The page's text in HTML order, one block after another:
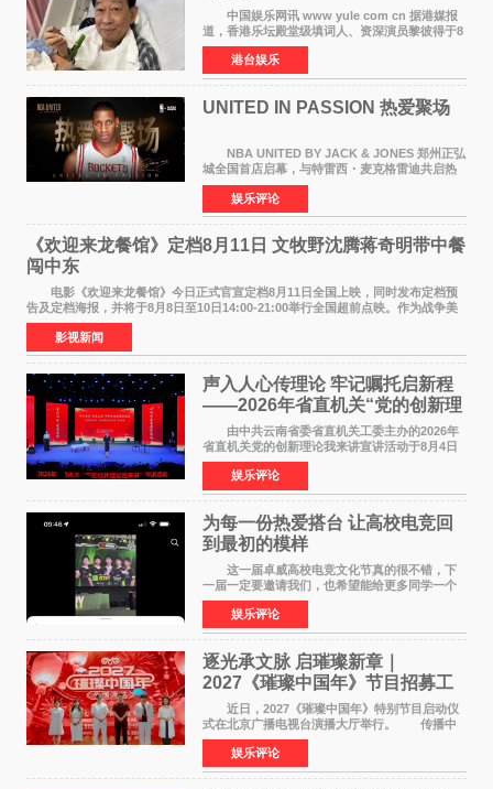
中国娱乐网讯 www yule com cn 据港媒报
道，香港乐坛殿堂级填词人、资深演员黎彼得于8
月5日上午因病离世，终年76岁。好友钟志光透
露，黎彼得今年3月中风后便卧床休养，身体机能
持续衰退，最
港台娱乐
UNITED IN PASSION 热爱聚场
NBA UNITED BY JACK & JONES 郑州正弘
城全国首店启幕，与特雷西・麦克格雷迪共启热
爱 2026 年7 月21 日，
NBAUNITEDBYJACK&JONES 全国首店，于郑
州正弘城正式启幕。NBA 传奇球星
娱乐评论
《欢迎来龙餐馆》定档8月11日 文牧野沈腾蒋奇明带中餐
闯中东
电影《欢迎来龙餐馆》今日正式官宣定档8月11日全国上映，同时发布定档预
告及定档海报，并将于8月8日至10日14:00-21:00举行全国超前点映。作为战争美
食大片，影片讲述的是中国厨师徐福（沈腾
影视新闻
声入人心传理论 牢记嘱托启新程
——2026年省直机关“党的创新理
论我来讲”宣讲活动圆满落幕
由中共云南省委省直机关工委主办的2026年
省直机关党的创新理论我来讲宣讲活动于8月4日
至5日在昆明举办。活动以 "牢记嘱托 感恩奋进
开创云南发展新局面 "为主题，坚持以新时代中国
特色社会主义
娱乐评论
为每一份热爱搭台 让高校电竞回
到最初的模样
这一届卓威高校电竞文化节真的很不错，下
一届一定要邀请我们，也希望能给更多同学一个
来到现场的机会。 2026卓威高校电竞文化节
已经落下帷幕，在活动结束后，仍有不少高校电
竞社负责人和现
娱乐评论
逐光承文脉 启璀璨新章｜
2027《璀璨中国年》节目招募工
作圆满启动
近日，2027《璀璨中国年》特别节目启动仪
式在北京广播电视台演播大厅举行。 传播中
华优秀传统文化，弘扬纯正国风艺术，打造高规
格、高质感、正能量的文艺盛典，是璀璨中国年
矢志不渝的初心
娱乐评论